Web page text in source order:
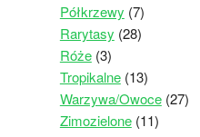
Półkrzewy (7)
Rarytasy (28)
Róże(3)
Tropikalne(13)
Warzywa/Owoce(27)
Zimozielone(11)